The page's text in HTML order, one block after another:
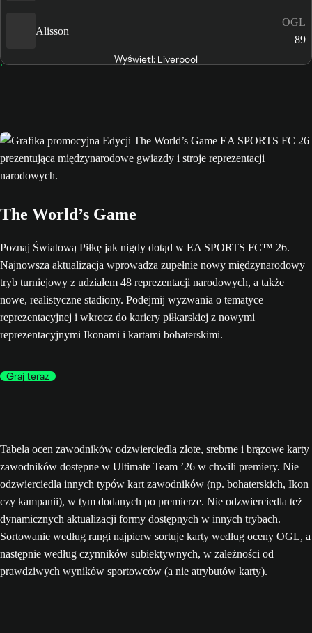
Alisson
OGL
89
Wyświetl: Liverpool
The World’s Game
Poznaj Światową Piłkę jak nigdy dotąd w EA SPORTS FC™ 26.
Najnowsza aktualizacja wprowadza zupełnie nowy międzynarodowy
tryb turniejowy z udziałem 48 reprezentacji narodowych, a także
nowe, realistyczne stadiony. Podejmij wyzwania o tematyce
reprezentacyjnej i wkrocz do kariery piłkarskiej z nowymi
reprezentacyjnymi Ikonami i kartami bohaterskimi.
Graj teraz
Tabela ocen zawodników odzwierciedla złote, srebrne i brązowe karty
zawodników dostępne w Ultimate Team ’26 w chwili premiery. Nie
odzwierciedla innych typów kart zawodników (np. bohaterskich, Ikon
czy kampanii), w tym dodanych po premierze. Nie odzwierciedla też
dynamicznych aktualizacji formy dostępnych w innych trybach.
Sortowanie według rangi najpierw sortuje karty według oceny OGL, a
następnie według czynników subiektywnych, w zależności od
prawdziwych wyników sportowców (a nie atrybutów karty).